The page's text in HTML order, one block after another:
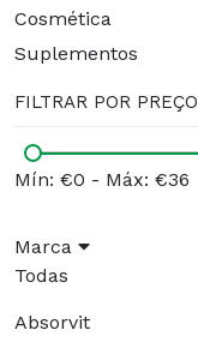
Cosmética
Suplementos
FILTRAR POR PREÇO
Mín: €0 - Máx: €36
Marca
Todas
Absorvit